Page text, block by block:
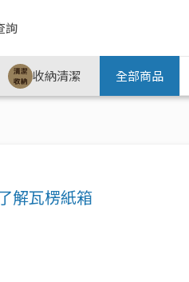
詢
收納清潔 全部商品
解瓦楞紙箱